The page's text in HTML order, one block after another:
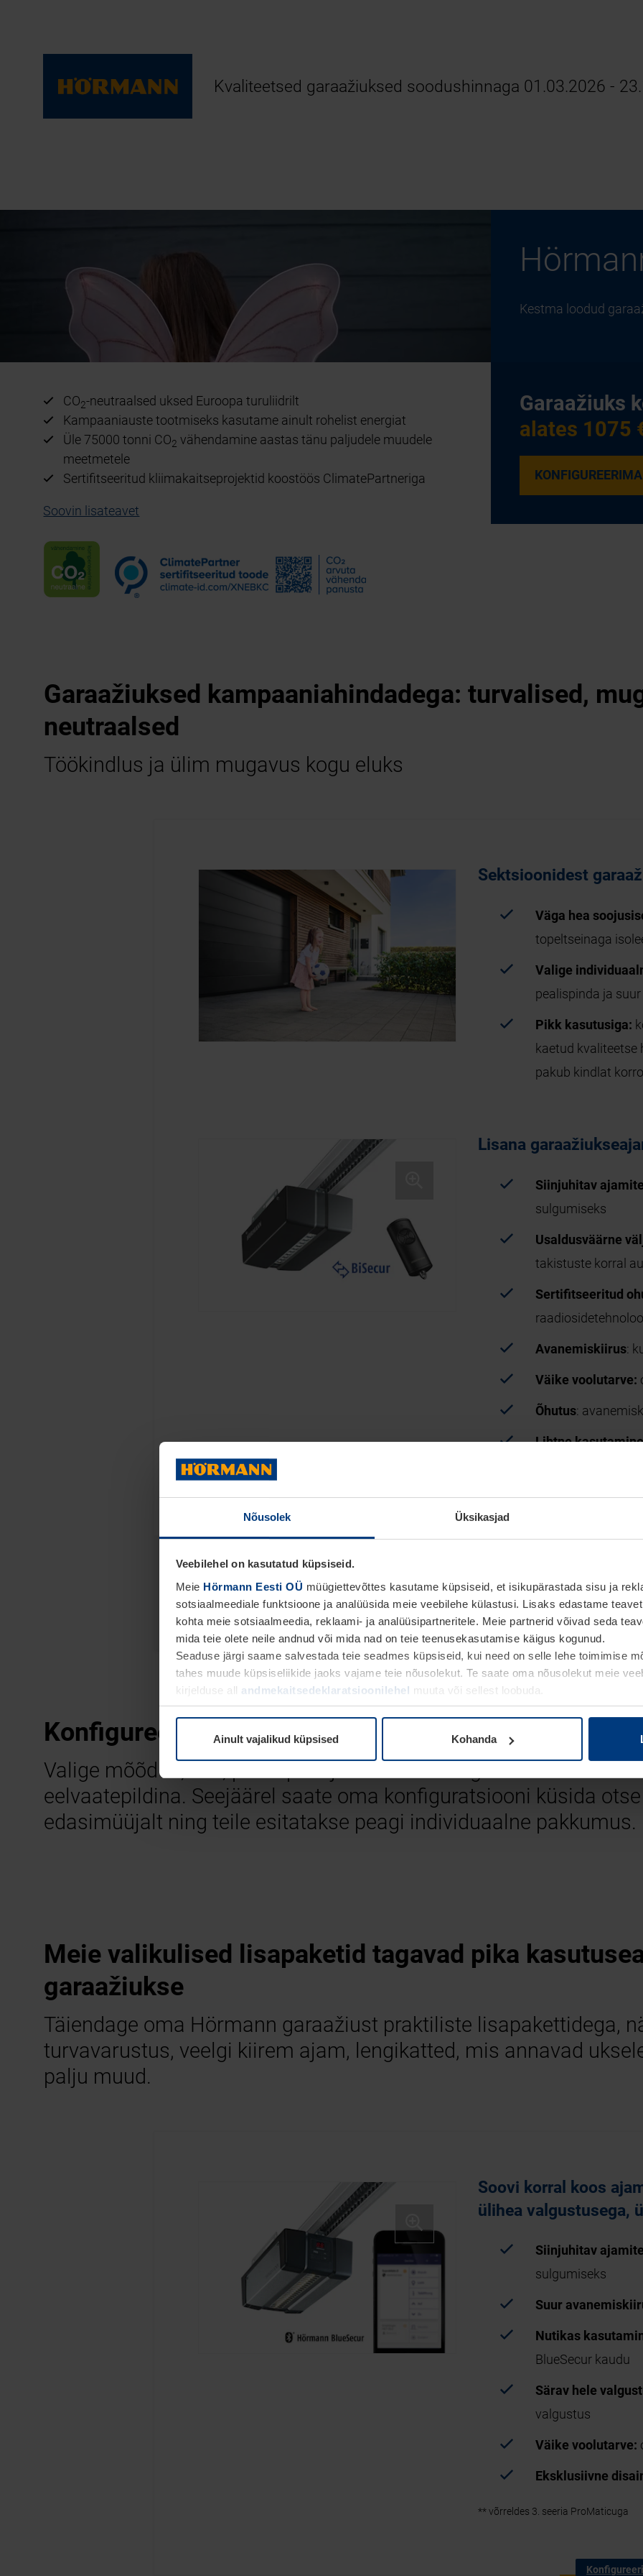
Nõusolek Üksikasjad
Veebilehel on kasutatud küpsiseid.
Meie Hörmann Eesti OÜ müügiettevõttes kasutame küpsiseid, et isikupärastada sisu ja
sotsiaalmeediale funktsioone ja analüüsida meie veebilehe külastusi. Lisaks edastame
kohta meie sotsiaalmeedia, reklaami- ja analüüsipartneritele. Meie partnerid võivad seda
mida teie olete neile andnud või mida nad on teie teenusekasutamise käigus kogunud.
Seaduse järgi saame salvestada teie seadmes küpsiseid, kui need on selle lehe toimimise
tahes muude küpsiseliikide jaoks vajame teie nõusolekut. Te saate oma nõusolekut meie
kirjelduse all andmekaitsedeklaratsioonilehel muuta või sellest loobuda.
Ainult vajalikud küpsised Kohanda
Kvaliteetsed garaažiuksed soodushinnaga 01.03.2026 -
Kestma loodud
Garaažiuks
alates 1075
KONFIGUREERIMA
CO2-neutraalsed uksed Euroopa turuliidrilt
Kampaaniauste tootmiseks kasutame ainult rohelist energiat
Üle 75000 tonni CO2 vähendamine aastas tänu paljudele muudele
meetmetele
Sertifitseeritud kliimakaitseprojektid koostöös ClimatePartneriga
Soovin lisateavet
Garaažiuksed kampaaniahindadega: turvalised,
neutraalsed
Töökindlus ja ülim mugavus kogu eluks
Sektsioonidest
Väga hea
topeltseinaga
Valige
pealispinda ja
Pikk kasutusiga:
kaetud kvaliteetse
pakub kindlat
Lisana
Siinjuhitav
sulgumiseks
Usaldusväärne
takistuste korral
Sertifitseeritud
Avanemiskiirus:
Väike voolutarve:
Õhutus:
Lihtne kasutamine
Sektsioonidest garaažiuks
RenoMatic
Konfigureerige oma unistuste uks vaid nelja
Valige mõõdud, stiil, pealispind ja värvitoon ning teie soovitud
eelvaatepildina. Seejäärel saate oma konfiguratsiooni küsida
edasimüüjalt ning teile esitatakse peagi individuaalne pakkumus.
Meie valikulised lisapaketid tagavad pika
garaažiukse
Täiendage oma Hörmann garaažiust praktiliste lisapakettidega,
turvavarustus, veelgi kiirem ajam, lengikatted, mis annavad
palju muud.